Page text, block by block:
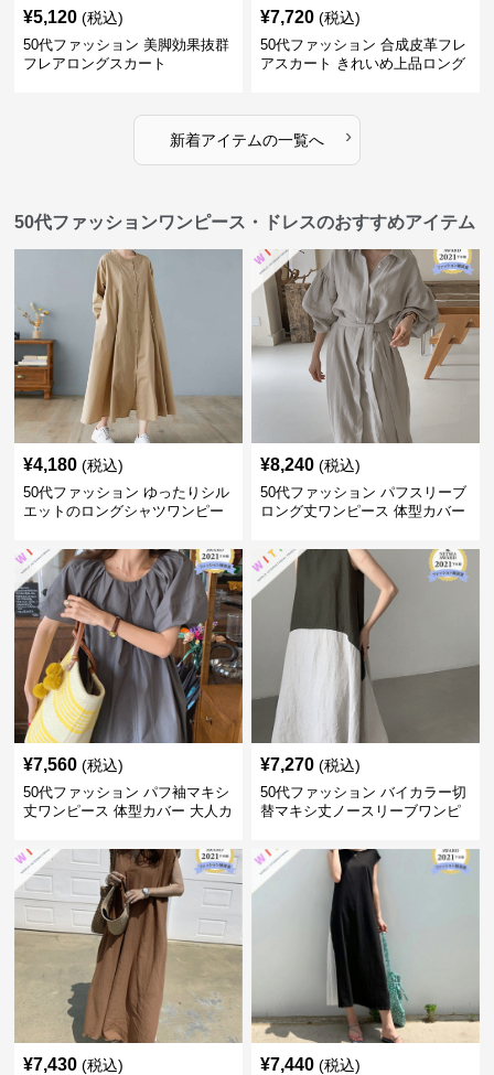
¥5,120 (税込)
50代ファッション 美脚効果抜群
フレアロングスカート
¥7,720 (税込)
50代ファッション 合成皮革フレ
アスカート きれいめ上品ロング
新着アイテムの一覧へ ›
50代ファッションワンピース・ドレスのおすすめアイテム
¥4,180 (税込)
50代ファッション ゆったりシル
エットのロングシャツワンピー
¥8,240 (税込)
50代ファッション パフスリーブ
ロング丈ワンピース 体型カバー
¥7,560 (税込)
50代ファッション パフ袖マキシ
丈ワンピース 体型カバー 大人カ
¥7,270 (税込)
50代ファッション バイカラー切
替マキシ丈ノースリーブワンピ
¥7,430 (税込) ¥7,440 (税込)